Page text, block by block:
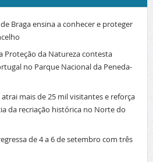
Braga ensina a conhecer e proteger
Proteção da Natureza contesta
no Parque Nacional da Peneda-
mais de 25 mil visitantes e reforça
da recriação histórica no Norte do
de 4 a 6 de setembro com três